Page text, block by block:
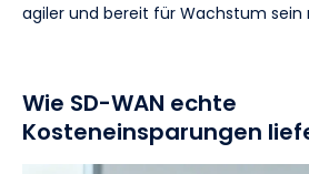
agiler und bereit für Wachstum sein
Wie SD-WAN echte
Kosteneinsparungen